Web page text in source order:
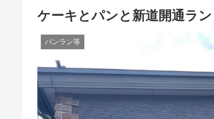
ケーキとパンと新道開通ラン
パンラン等